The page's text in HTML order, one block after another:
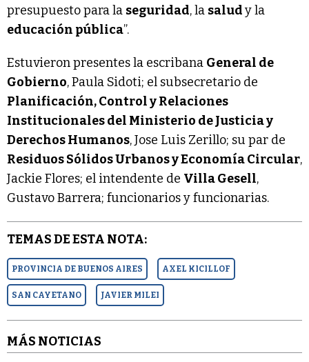
presupuesto para la seguridad, la saludy la
educación pública”.
Estuvieron presentes la escribana General de
Gobierno, Paula Sidoti; el subsecretario de
Planificación, Control y Relaciones
Institucionales del Ministerio de Justicia y
Derechos Humanos, Jose Luis Zerillo; su par de
Residuos Sólidos Urbanos y Economía Circular,
Jackie Flores; el intendente de Villa Gesell,
Gustavo Barrera; funcionarios y funcionarias.
TEMAS DE ESTA NOTA:
PROVINCIA DE BUENOS AIRES AXEL KICILLOF
SAN CAYETANO JAVIER MILEI
MÁS NOTICIAS